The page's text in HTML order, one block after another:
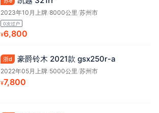
2023年10月上牌/8000公里/苏州市
0次过户
¥6,800
浙d 豪爵铃木 2021款 gsx250r-a
2022年05月上牌/5000公里/苏州市
¥7,800